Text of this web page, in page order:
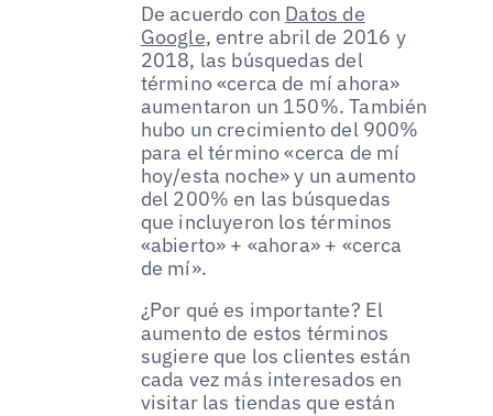
De acuerdo con Datos de
Google, entre abril de 2016 y
2018, las búsquedas del
término «cerca de mí ahora»
aumentaron un 150%. También
hubo un crecimiento del 900%
para el término «cerca de mí
hoy/esta noche» y un aumento
del 200% en las búsquedas
que incluyeron los términos
«abierto» + «ahora» + «cerca
de mí».
¿Por qué es importante? El
aumento de estos términos
sugiere que los clientes están
cada vez más interesados en
visitar las tiendas que están